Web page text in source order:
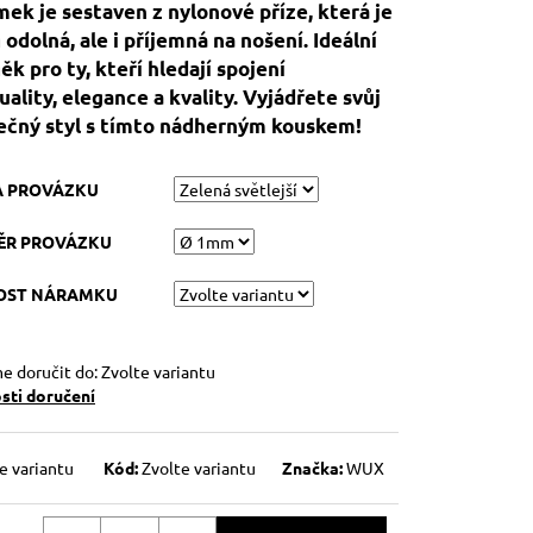
je sestaven z nylonové příze, která je
odolná, ale i příjemná na nošení. Ideální
pro ty, kteří hledají spojení
elegance a kvality. Vyjádřete svůj
styl s tímto nádherným kouskem!
PROVÁZKU
PROVÁZKU
NÁRAMKU
doručit do:Zvolte variantu
doručení
variantu Kód:Zvolte variantu Značka:WUX